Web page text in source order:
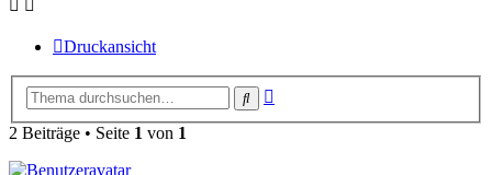
Druckansicht
Suche
2 Beiträge • Seite 1 von 1